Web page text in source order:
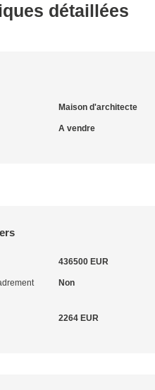
détaillées
Maison d'architecte
A vendre
436500 EUR
Non
2264 EUR